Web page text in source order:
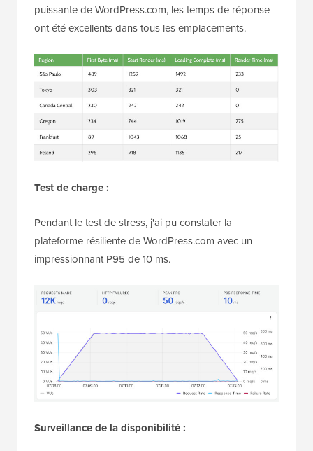
puissante de WordPress.com, les temps de réponse
ont été excellents dans tous les emplacements.
Test de charge :
Pendant le test de stress, j'ai pu constater la
plateforme résiliente de WordPress.com avec un
impressionnant P95 de 10 ms.
Surveillance de la disponibilité :